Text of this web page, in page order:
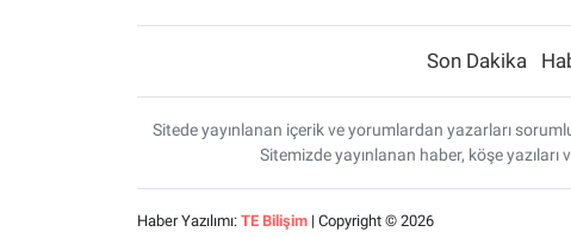
Son Dakika
Sitede yayınlanan içerik ve yorumlardan yazarları
Sitemizde yayınlanan haber, köşe
Haber Yazılımı: TE Bilişim| Copyright © 2026